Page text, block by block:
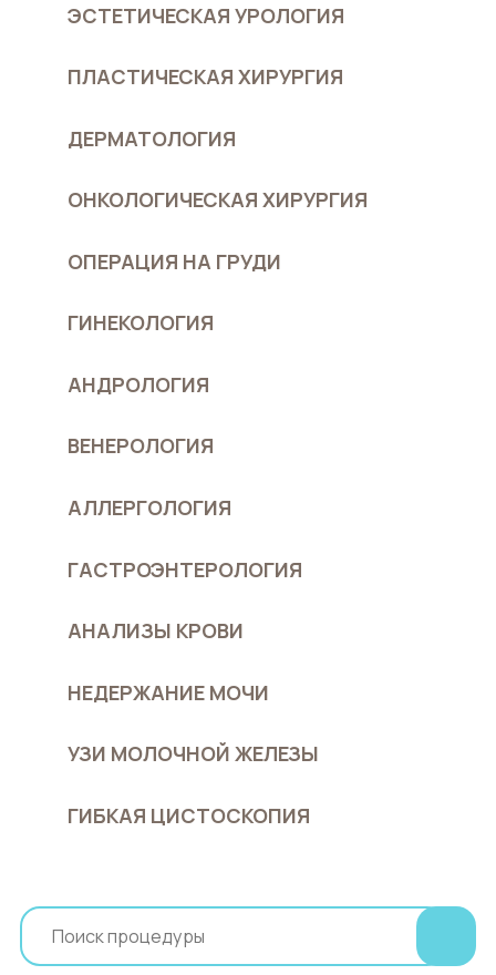
ЭСТЕТИЧЕСКАЯ УРОЛОГИЯ
ПЛАСТИЧЕСКАЯ ХИРУРГИЯ
ДЕРМАТОЛОГИЯ
ОНКОЛОГИЧЕСКАЯ ХИРУРГИЯ
ОПЕРАЦИЯ НА ГРУДИ
ГИНЕКОЛОГИЯ
АНДРОЛОГИЯ
ВЕНЕРОЛОГИЯ
АЛЛЕРГОЛОГИЯ
ГАСТРОЭНТЕРОЛОГИЯ
АНАЛИЗЫ КРОВИ
НЕДЕРЖАНИЕ МОЧИ
УЗИ МОЛОЧНОЙ ЖЕЛЕЗЫ
ГИБКАЯ ЦИСТОСКОПИЯ